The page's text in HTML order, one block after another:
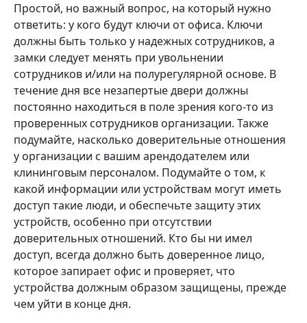
Простой, но важный вопрос, на который нужно
ответить: у кого будут ключи от офиса. Ключи
должны быть только у надежных сотрудников, а
замки следует менять при увольнении
сотрудников и/или на полурегулярной основе. В
течение дня все незапертые двери должны
постоянно находиться в поле зрения кого-то из
проверенных сотрудников организации. Также
подумайте, насколько доверительные отношения
у организации с вашим арендодателем или
клининговым персоналом. Подумайте о том, к
какой информации или устройствам могут иметь
доступ такие люди, и обеспечьте защиту этих
устройств, особенно при отсутствии
доверительных отношений. Кто бы ни имел
доступ, всегда должно быть доверенное лицо,
которое запирает офис и проверяет, что
устройства должным образом защищены, прежде
чем уйти в конце дня.